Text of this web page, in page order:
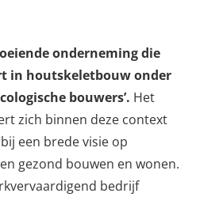
onderneming die
in houtskeletbouw onder
bouwers’. Het
zich binnen deze context
een brede visie op
gezond bouwen en wonen.
bedrijf